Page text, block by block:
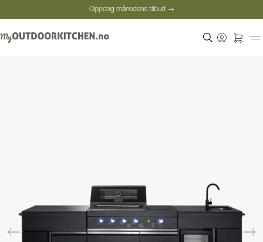
Oppdag månedens tilbud →